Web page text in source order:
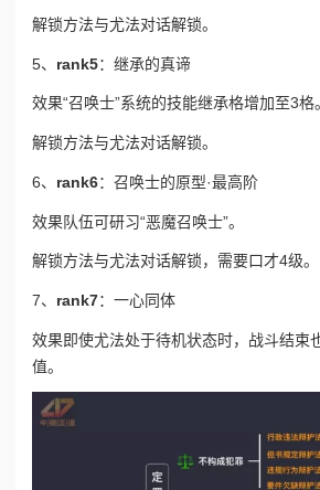
解锁方法与尤法对话解锁。
5、 rank5：继承的真谛
效果“召唤士”系统的技能继承格增加至3格。
解锁方法与尤法对话解锁。
6、 rank6：召唤士的原型·最高阶
效果队伍可研习“恶魔召唤士”。
解锁方法与尤法对话解锁，需要口才4级。
7、 rank7：一心同体
效果即使尤法处于待机状态时，战斗结束
值。